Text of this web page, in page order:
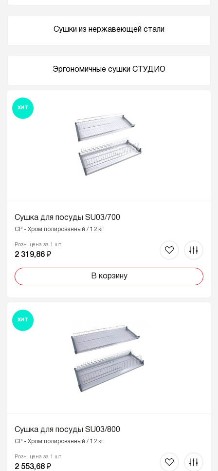
Сушки из нержавеющей стали
Эргономичные сушки СТУДИО
ХИТ
Сушка для посуды SU03/700
CP - Хром полированный / 12 кг
Розн. цена за 1 шт
2 319,86 ₽
В корзину
ХИТ
Сушка для посуды SU03/800
CP - Хром полированный / 12 кг
Розн. цена за 1 шт
2 553,68 ₽